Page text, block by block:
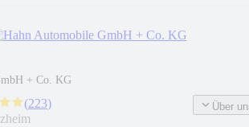
+ Co. KG
(223)
Über